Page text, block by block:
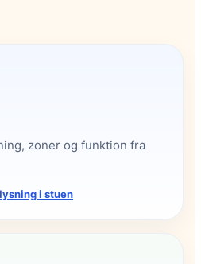
zoner og funktion fra
i stuen